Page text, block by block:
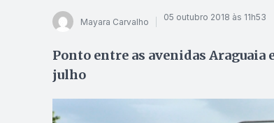
Mayara Carvalho 05 outubro 2018 às 11h53
Ponto entre as avenidas
julho